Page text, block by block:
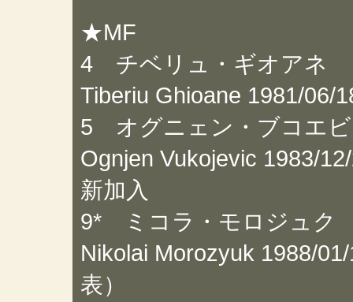
★MF
4 チベリュ・ギオアネ
Tiberiu Ghioane 1981/06/
5 オグニェン・ブコエ
Ognjen Vukojevic 1983/
新加入
9* ミコラ・モロジュク
Nikolai Morozyuk 1988/
表）